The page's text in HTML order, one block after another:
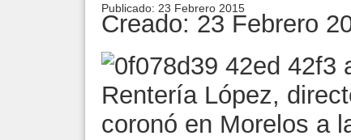
Publicado: 23 Febrero 2015
Creado: 23 Febrero
Rentería López,
coronó en Morelos a